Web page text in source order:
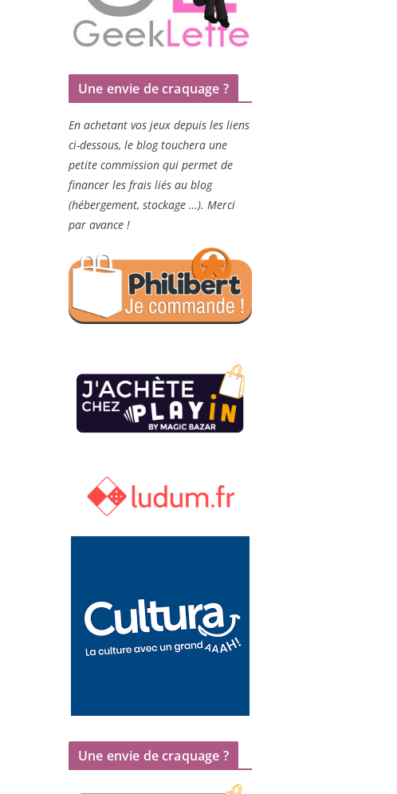
Une envie de craquage ?
En achetant vos jeux depuis les liens
ci-dessous, le blog touchera une
petite commission qui permet de
financer les frais liés au blog
(hébergement, stockage …). Merci
par avance !
Une envie de craquage ?